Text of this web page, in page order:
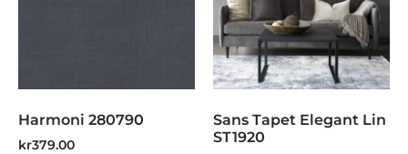
Harmoni 280790
kr379.00
Sans Tapet Elegant Lin
ST1920